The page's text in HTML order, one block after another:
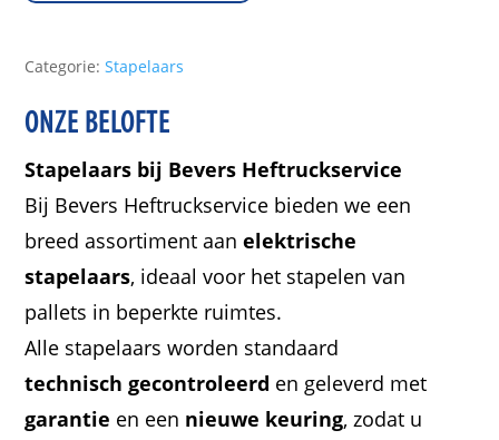
Categorie:Stapelaars
ONZE BELOFTE
Stapelaars bij Bevers Heftruckservice
Bij Bevers Heftruckservice bieden we een
breed assortiment aanelektrische
stapelaars, ideaal voor het stapelen van
pallets in beperkte ruimtes.
Alle stapelaars worden standaard
technisch gecontroleerd en geleverd met
garantie en een nieuwe keuring, zodat u